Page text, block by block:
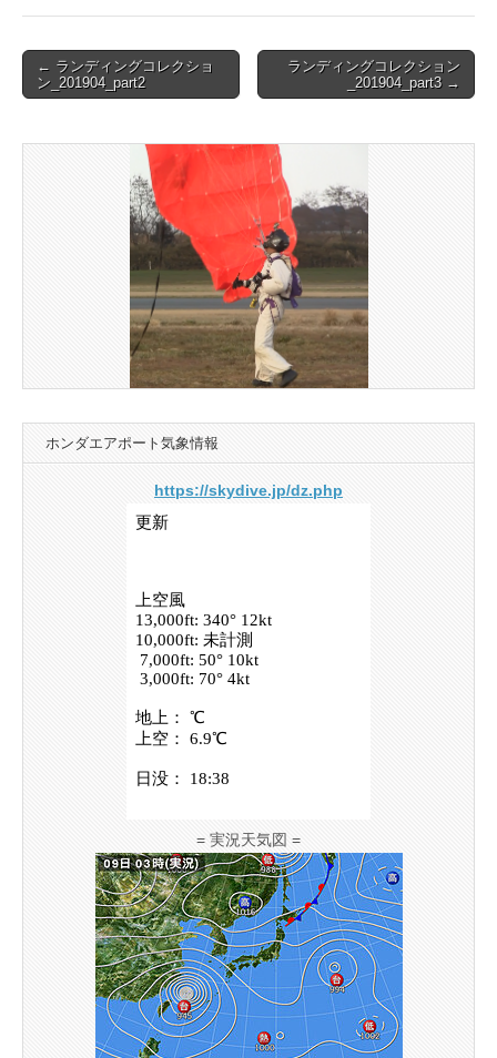
Post
navigation
← ランディングコレクショ
ン_201904_part2
ランディングコレクション
_201904_part3 →
ホンダエアポート気象情報
https://skydive.jp/dz.php
= 実況天気図 =